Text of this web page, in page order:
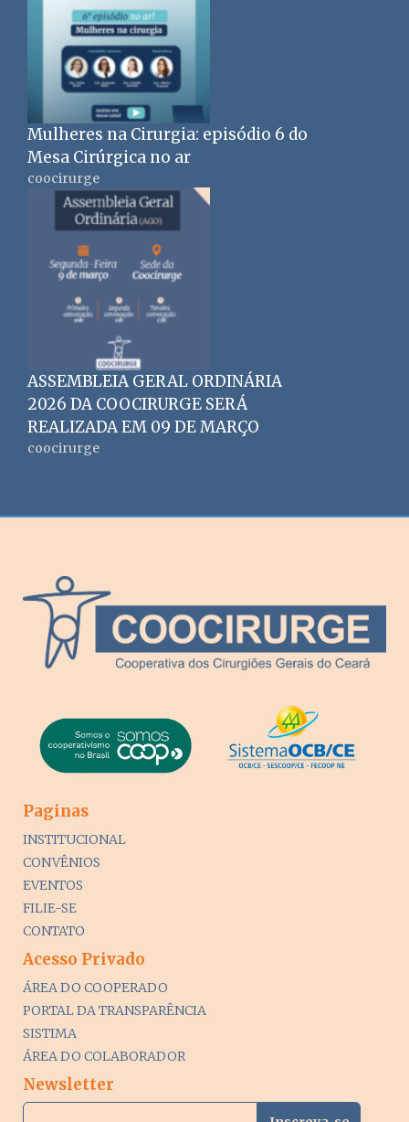
Mulheres na Cirurgia: episódio 6 do
Mesa Cirúrgica no ar
coocirurge
ASSEMBLEIA GERAL ORDINÁRIA
2026 DA COOCIRURGE SERÁ
REALIZADA EM 09 DE MARÇO
coocirurge
Paginas
INSTITUCIONAL
CONVÊNIOS
EVENTOS
FILIE-SE
CONTATO
Acesso Privado
ÁREA DO COOPERADO
PORTAL DA TRANSPARÊNCIA
SISTIMA
ÁREA DO COLABORADOR
Newsletter